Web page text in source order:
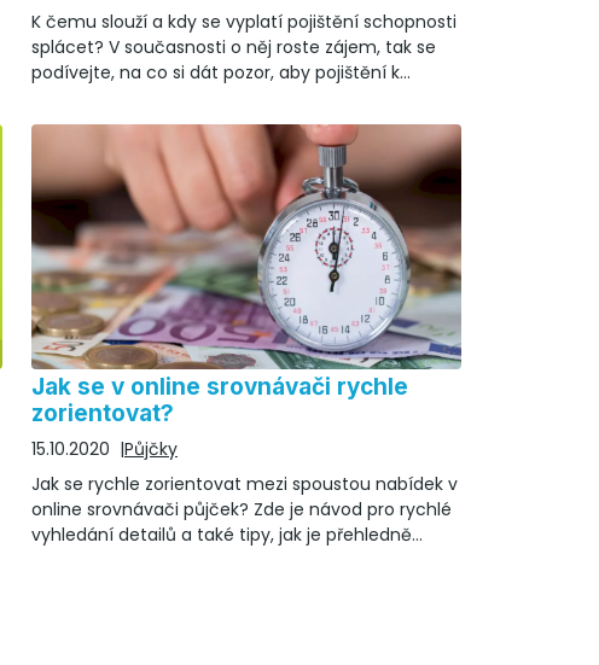
K čemu slouží a kdy se vyplatí pojištění schopnosti
splácet? V současnosti o něj roste zájem, tak se
podívejte, na co si dát pozor, aby pojištění k
Jak se v online srovnávači rychle
zorientovat?
15.10.2020
Půjčky
Jak se rychle zorientovat mezi spoustou nabídek v
online srovnávači půjček? Zde je návod pro rychlé
vyhledání detailů a také tipy, jak je přehledně